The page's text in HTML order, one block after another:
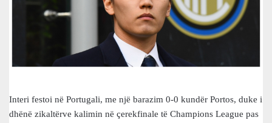
Interi festoi në Portugali, me një barazim 0-0 kundër Portos, duke i
dhënë zikaltërve kalimin në çerekfinale të Champions League pas